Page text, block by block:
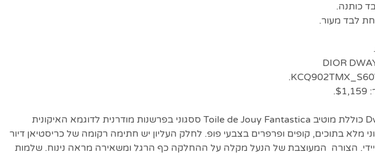
כותנה.
לבד מעור.
נעלי העקב של Dway כוללת מוטיב Toile de Jouy Fantastica ססגוני בפרשנות מודרנית לדוגמא האיקונית
מלא בתוכים, קופים ופרפרים בצבעי פופ. לחלק העליון יש חתימה רקומה של כריסטיאן דיור
מיידי. הצורה המעוצבת של הנעל מקלה על ההחלקה כף הרגל ומשאירה מראה נינוח. שלמות